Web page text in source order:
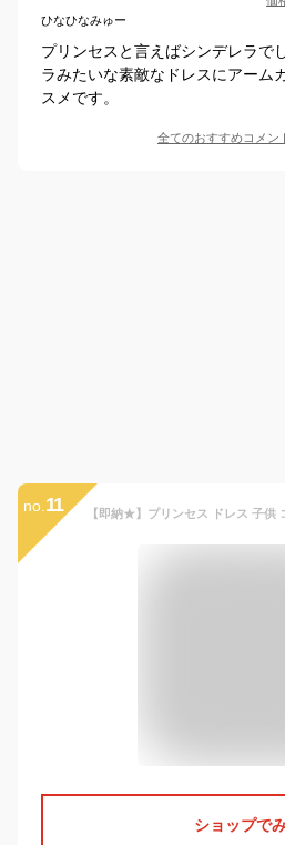
ひなひなみゅー
プリンセスと言えばシンデレラで
ラみたいな素敵なドレスにアーム
スメです。
全てのおすすめコメン
no. 11
ショップで